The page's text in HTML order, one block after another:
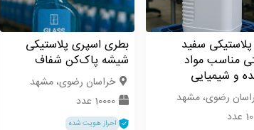
سفید
مناسب مواد
و شیمیایی
رضوی، مشهد
بطری اسپری پلاستیکی
شیشه پاک‌کن شفاف
خراسان رضوی، مشهد
10000 عدد
احراز هویت شده